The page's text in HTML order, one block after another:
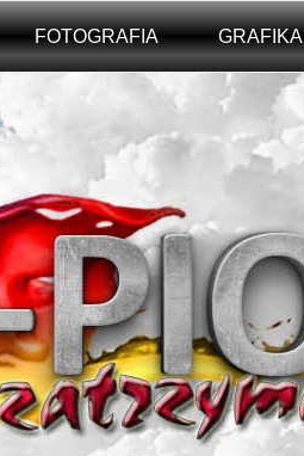
FOTOGRAFIA GRAFIKA